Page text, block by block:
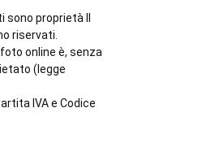
sono proprietà Il
riservati.
online è, senza
(legge
IVA e Codice